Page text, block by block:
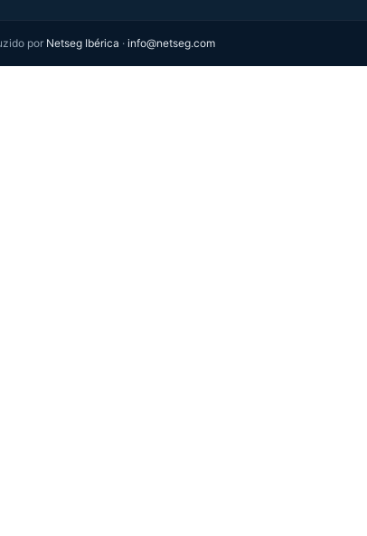
por Netseg Ibérica · info@netseg.com